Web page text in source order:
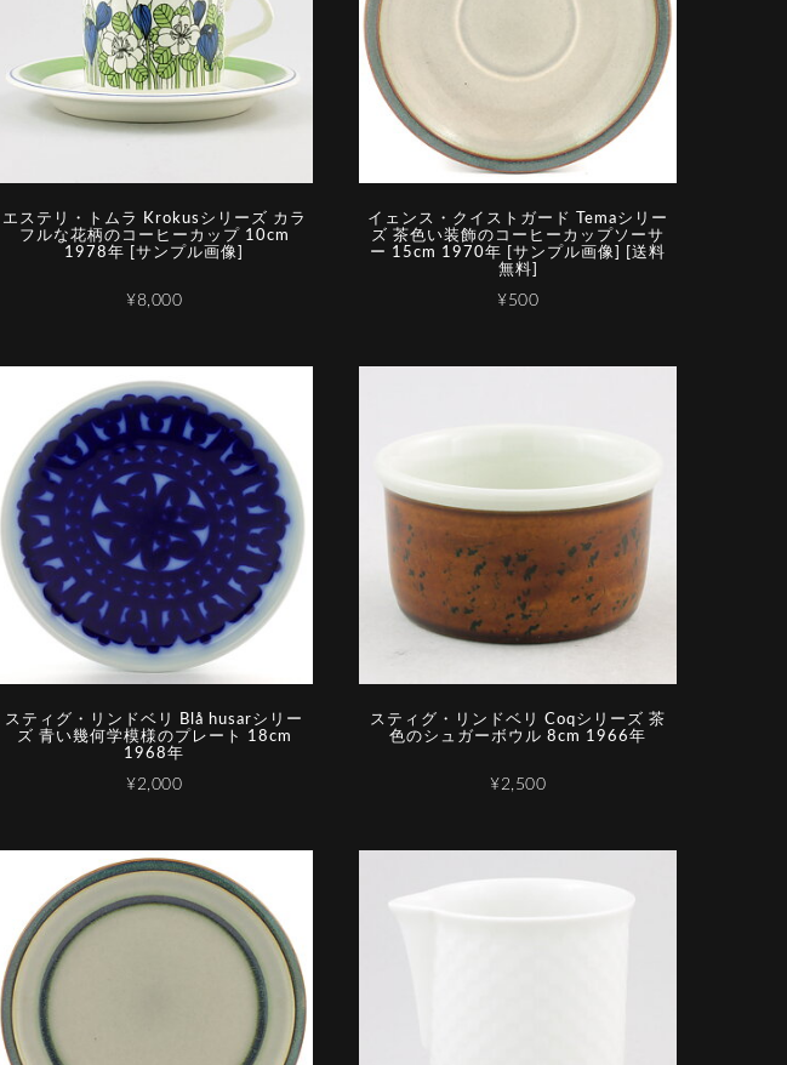
エステリ・トムラ Krokusシリーズ カラ
フルな花柄のコーヒーカップ 10cm
1978年 [サンプル画像]
¥8,000
イェンス・クイストガード Temaシリー
ズ 茶色い装飾のコーヒーカップソーサ
ー 15cm 1970年 [サンプル画像] [送料
無料]
¥500
スティグ・リンドベリ Blå husarシリー
ズ 青い幾何学模様のプレート 18cm
1968年
¥2,000
スティグ・リンドベリ Coqシリーズ 茶
色のシュガーボウル 8cm 1966年
¥2,500